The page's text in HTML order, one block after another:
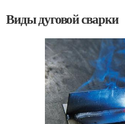
Виды дуговой сварки